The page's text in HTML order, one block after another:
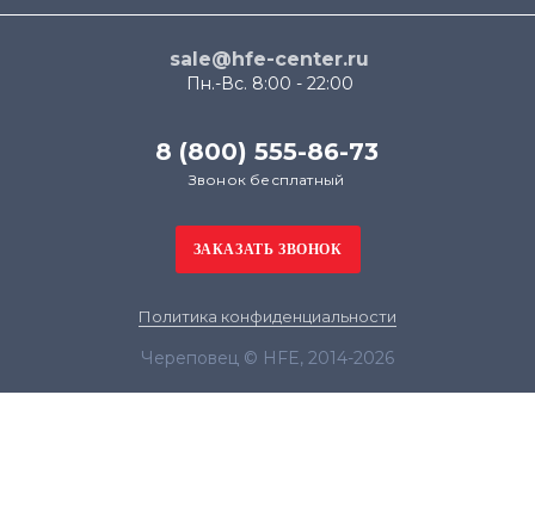
sale@hfe-center.ru
Пн.-Вс. 8:00 - 22:00
8 (800) 555-86-73
Звонок бесплатный
Политика конфиденциальности
Череповец © HFE, 2014-2026